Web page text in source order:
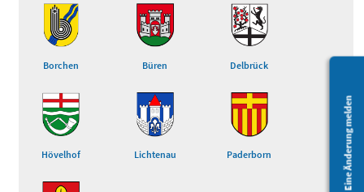
Eine Änderung melden
Borchen Büren Delbrück
Hövelhof Lichtenau Paderborn